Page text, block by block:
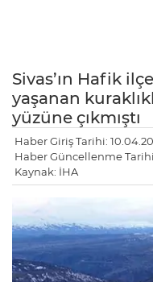
Sivas’ın Hafik
yaşanan
yüzüne çıkmıştı
Haber Giriş Tarihi:
Haber Güncellenme
Kaynak: İHA